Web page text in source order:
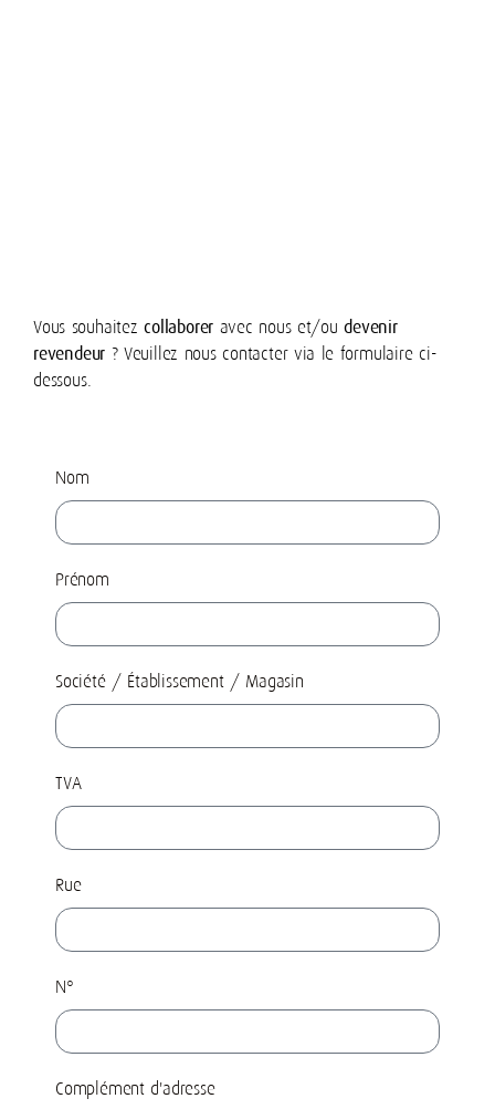
Vous souhaitezcollaborer avec nous et/oudevenir
revendeur ? Veuillez nous contacter via le formulaire ci-
dessous.
Nom
Prénom
Société / Établissement / Magasin
TVA
Rue
N°
Complément d'adresse